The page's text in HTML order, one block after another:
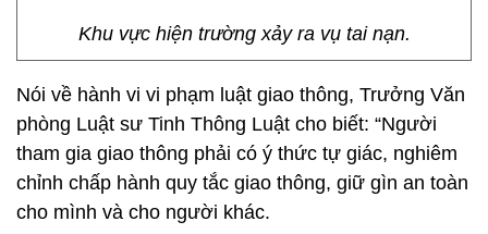
Khu vực hiện trường xảy ra vụ tai nạn.
Nói về hành vi vi phạm luật giao thông, Trưởng Văn
phòng Luật sư Tinh Thông Luật cho biết: “Người
tham gia giao thông phải có ý thức tự giác, nghiêm
chỉnh chấp hành quy tắc giao thông, giữ gìn an toàn
cho mình và cho người khác.